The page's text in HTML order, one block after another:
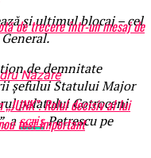
și ultimul blocaj – cel
de demnitate
șefului Statului Major
palatului Cotroceni
ascrisPetrescu pe
de trecere într-un mesaj de
Rolul decisiv al lui
test important